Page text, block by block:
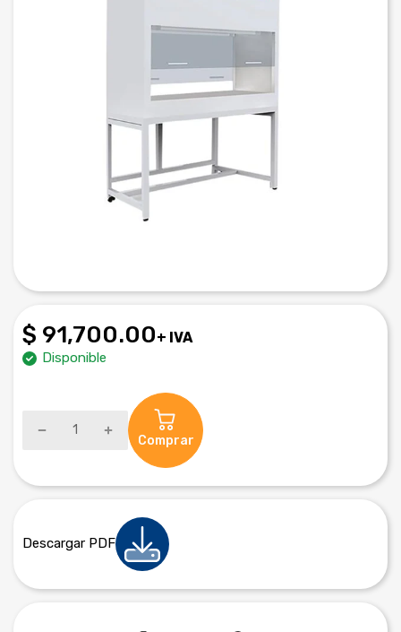
$ 91,700.00+ IVA
Disponible
Comprar
Descargar PDF